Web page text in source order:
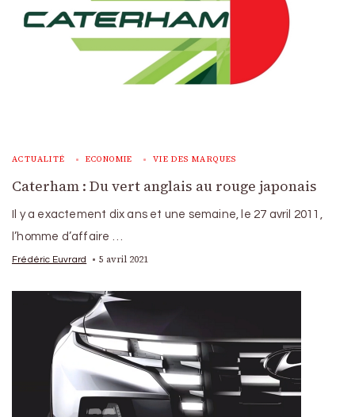
ACTUALITÉ ECONOMIE VIE DES MARQUES
Caterham : Du vert anglais au rouge japonais
Il y a exactement dix ans et une semaine, le 27 avril 2011,
l’homme d’affaire …
Frédéric Euvrard 5 avril 2021